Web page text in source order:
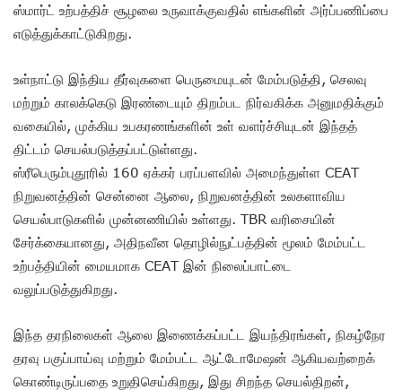
ஸ்மார்ட் உற்பத்திச் சூழலை உருவாக்குவதில் எங்களின் அர்ப்பணிப்பை
எடுத்துக்காட்டுகிறது.
உள்நாட்டு இந்திய தீர்வுகளை பெருமையுடன் மேம்படுத்தி, செலவு
மற்றும் காலக்கெடு இரண்டையும் திறம்பட நிர்வகிக்க அனுமதிக்கும்
வகையில், முக்கிய உபகரணங்களின் உள் வளர்ச்சியுடன் இந்தத்
திட்டம் செயல்படுத்தப்பட்டுள்ளது.
ஸ்ரீபெரும்புதூரில் 160 ஏக்கர் பரப்பளவில் அமைந்துள்ள CEAT
நிறுவனத்தின் சென்னை ஆலை, நிறுவனத்தின் உலகளாவிய
செயல்பாடுகளில் முன்னணியில் உள்ளது. TBR வரிசையின்
சேர்க்கையானது, அதிநவீன தொழில்நுட்பத்தின் மூலம் மேம்பட்ட
உற்பத்தியின் மையமாக CEAT இன் நிலைப்பாட்டை
வலுப்படுத்துகிறது.
இந்த தரநிலைகள் ஆலை இணைக்கப்பட்ட இயந்திரங்கள், நிகழ்நேர
தரவு பகுப்பாய்வு மற்றும் மேம்பட்ட ஆட்டோமேஷன் ஆகியவற்றைக்
கொண்டிருப்பதை உறுதிசெய்கிறது, இது சிறந்த செயல்திறன்,